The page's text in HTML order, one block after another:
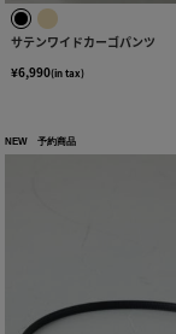
サテンワイドカーゴパンツ
¥6,990(in tax)
NEW 予約商品